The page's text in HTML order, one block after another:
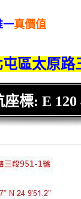
一真價值
區太原路
座標: E